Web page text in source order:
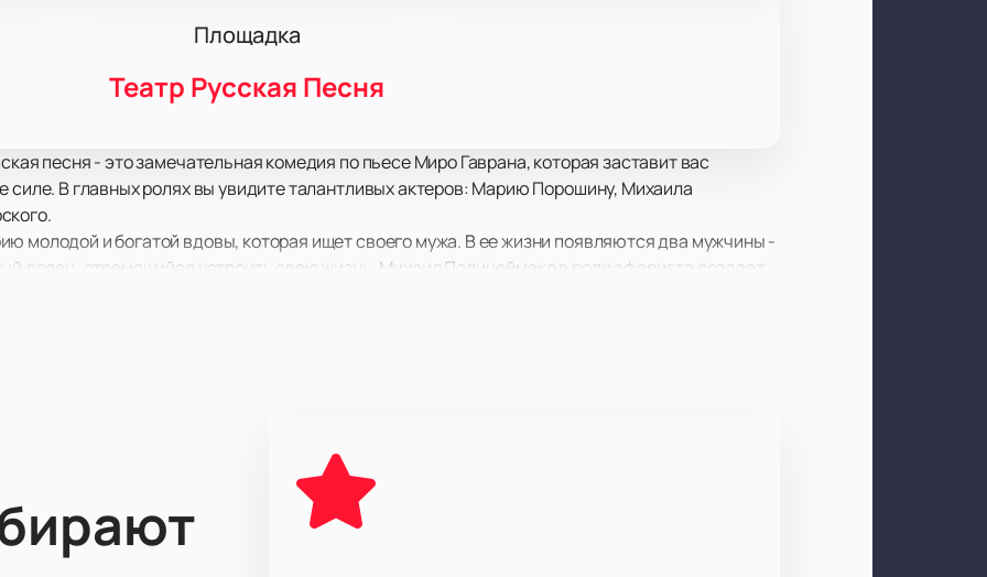
Площадка
Театр Русская Песня
песня - это замечательная комедия по пьесе Миро Гаврана, которая заставит вас
силе. В главных ролях вы увидите талантливых актеров: Марию Порошину, Михаила
молодой и богатой вдовы, которая ищет своего мужа. В ее жизни появляются два мужчины -
делец, стремящийся устроить свою жизнь. Михаил Полицеймако в роли афериста создает
из которых привлекателен и загадочен. Кто же покорит сердце героини, которая решила
Купите билеты на спектакль "Ищу мужа"